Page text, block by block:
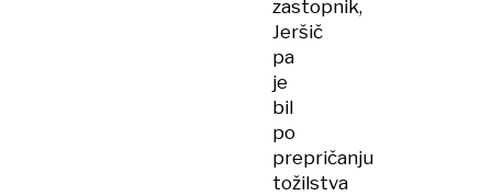
zastopnik,
Jeršič
pa
je
bil
po
prepričanju
tožilstva